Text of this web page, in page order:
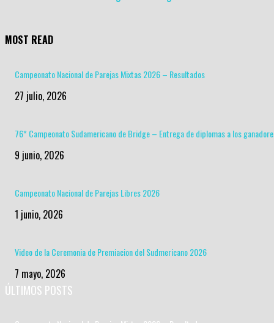
MOST READ
Campeonato Nacional de Parejas Mixtas 2026 – Resultados
27 julio, 2026
76* Campeonato Sudamericano de Bridge – Entrega de diplomas a los
9 junio, 2026
Campeonato Nacional de Parejas Libres 2026
1 junio, 2026
Video de la Ceremonia de Premiacion del Sudmericano 2026
7 mayo, 2026
ÚLTIMOS POSTS